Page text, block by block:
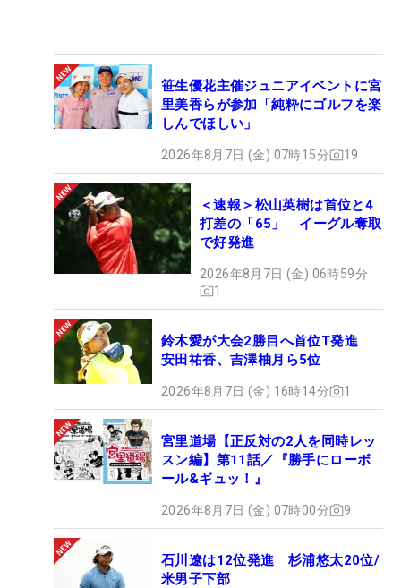
笹生優花主催ジュニアイベントに宮
里美香らが参加「純粋にゴルフを楽
しんでほしい」
2026年8月7日 (金) 07時15分 19
＜速報＞松山英樹は首位と4
打差の「65」 イーグル奪取
で好発進
2026年8月7日 (金) 06時59分
1
鈴木愛が大会2勝目へ首位T発進
安田祐香、吉澤柚月ら5位
2026年8月7日 (金) 16時14分 1
宮里道場【正反対の2人を同時レッ
スン編】第11話／『勝手にローボ
ール&ギュッ！』
2026年8月7日 (金) 07時00分 9
石川遼は12位発進 杉浦悠太20位/
米男子下部